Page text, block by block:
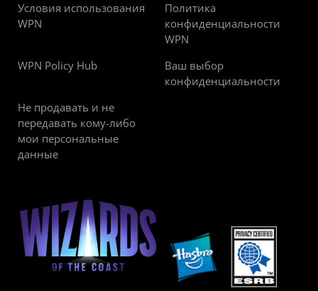
Условия использования
WPN
Политика
конфиденциальности
WPN
WPN Policy Hub
Ваш выбор
конфиденциальности
Не продавать и не
передавать кому-либо
мои персональные
данные